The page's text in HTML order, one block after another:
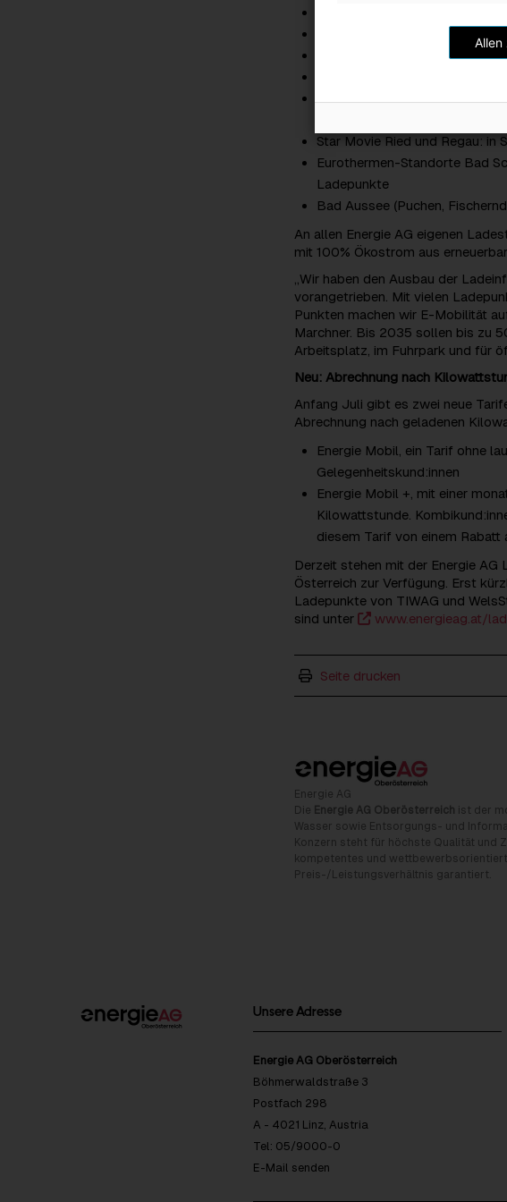
Seilbahnstation Krippenstein,
Seilbahnstation Katrin, Bad
Star Movie Ried und Regau: in
Eurothermen-Standorte Bad
Ladepunkte
Bad Aussee (Puchen,
An allen Energie AG eigenen
mit 100% Ökostrom aus
„Wir haben den Ausbau der
vorangetrieben. Mit vielen
Punkten machen wir E-Mobilität
Marchner. Bis 2035 sollen bis zu
Arbeitsplatz, im Fuhrpark und für
Neu: Abrechnung nach
Anfang Juli gibt es zwei neue
Abrechnung nach geladenen
Energie Mobil, ein Tarif ohne
Gelegenheitskund:innen
Energie Mobil +, mit einer
Kilowattstunde.
diesem Tarif von einem Rabatt
Derzeit stehen mit der Energie
Österreich zur Verfügung. Erst
Ladepunkte von TIWAG und
sind unter
www.energieag.at/
Seite drucken
Energie AG
Die Energie AG Oberösterreich ist der
Wasser sowie Entsorgungs- und
Konzern steht für höchste Qualität und
kompetentes und
Preis-/Leistungsverhältnis garantiert.
Unsere Adresse
Energie AG Oberösterreich
Böhmerwaldstraße 3
Postfach 298
A - 4021 Linz, Austria
Tel: 05/9000-0
E-Mail senden
Allen